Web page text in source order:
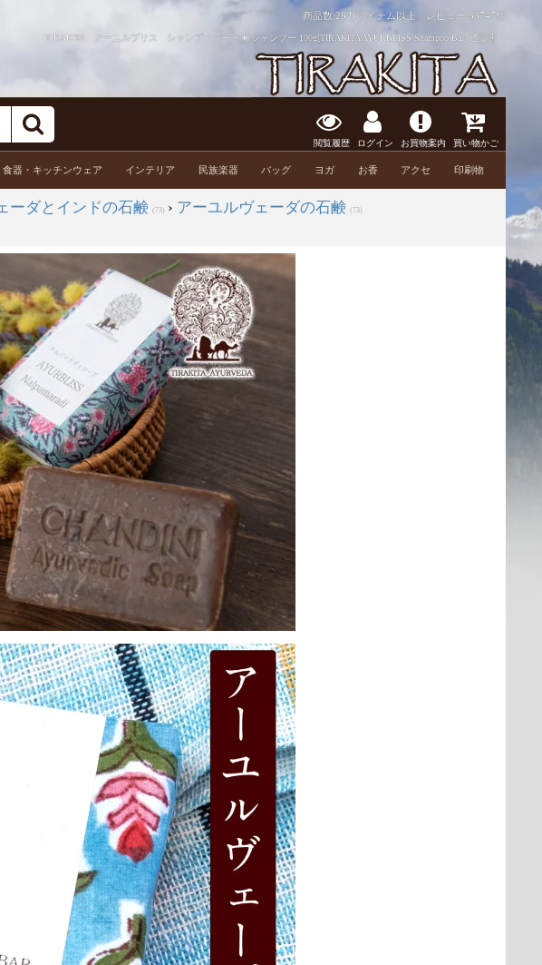
商品数:28万アイテム以上 レビュー:83747件
TIRAKITA アーユルブリス シャンプーバー 石鹸シャンプー 100g[TIRAKITA AYURBLISS Shampoo Bar] 通販店
閲覧履歴 ログイン お買物案内 買い物かご
食器・キッチンウェア インテリア 民族楽器 バッグ ヨガ お香 アクセ 印刷物
ーダとインドの石鹸 (73) › アーユルヴェーダの石鹸 (73)